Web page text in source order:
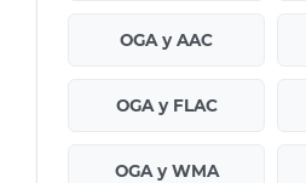
OGA у AAC
OGA у FLAC
OGA у WMA